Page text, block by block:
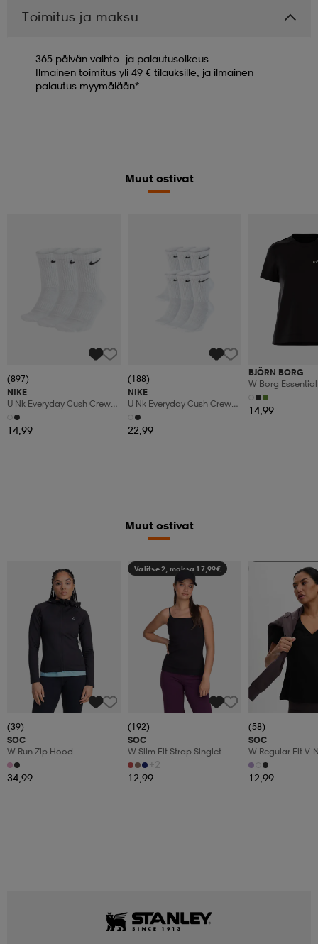
Toimitus ja maksu
365 päivän vaihto- ja palautusoikeus
Ilmainen toimitus yli 49 € tilauksille, ja ilmainen
palautus myymälään*
Muut ostivat
(897)
NIKE
U Nk Everyday Cush Crew
3pr
14,99
(188)
NIKE
U Nk Everyday Cush Crew
6pr-Bd
22,99
BJÖRN BORG
W Borg Essential
14,99
Muut ostivat
(39)
SOC
W Run Zip Hood
34,99
Valitse 2, maksa 17,99€
(192)
SOC
W Slim Fit Strap Singlet
+2
12,99
Valitse 2, maksa
(58)
SOC
W Regular Fit V-
12,99